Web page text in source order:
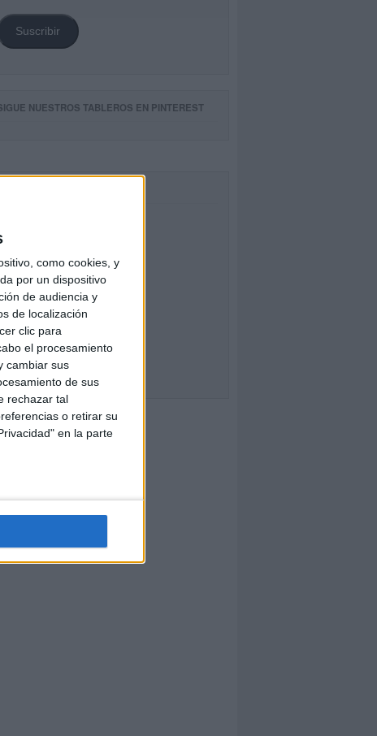
como cookies, y
por un dispositivo
de audiencia y
de localización
clic para
el procesamiento
cambiar sus
de sus
rechazar tal
o retirar su
en la parte
Suscribir
NUESTROS TABLEROS EN PINTEREST